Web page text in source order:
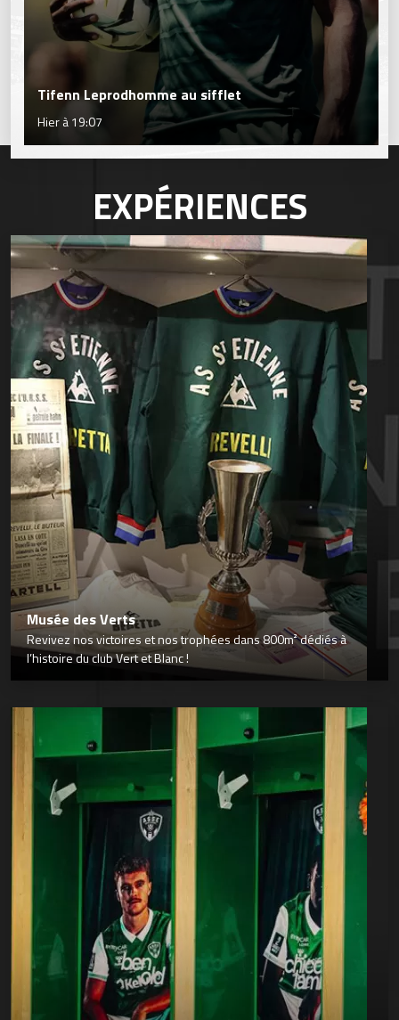
Tifenn Leprodhomme au sifflet
Hier à 19:07
EXPÉRIENCES
Musée des Verts
Revivez nos victoires et nos trophées dans 800m² dédiés à
l’histoire du club Vert et Blanc !